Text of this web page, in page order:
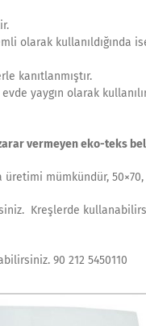
olarak kullanıldığında
kanıtlanmıştır.
yaygın olarak
vermeyen eko-teks
mümkündür, 50×70,
Kreşlerde
90 212 5450110